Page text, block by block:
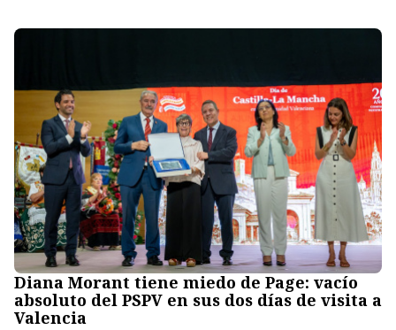
Diana Morant tiene miedo de Page: vacío
absoluto del PSPV en sus dos días de visita a
Valencia